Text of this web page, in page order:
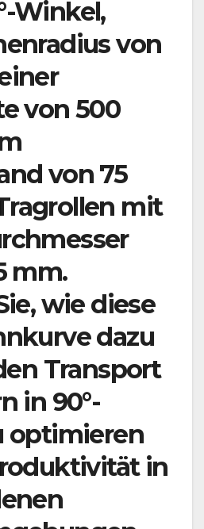
Winkel,
von
von 500
von 75
mit
mm.
wie diese
dazu
Transport
in 90°-
optimieren
in